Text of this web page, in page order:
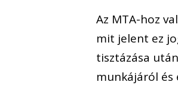
Az MTA-hoz
mit jelent ez
tisztázása
munkájáról és